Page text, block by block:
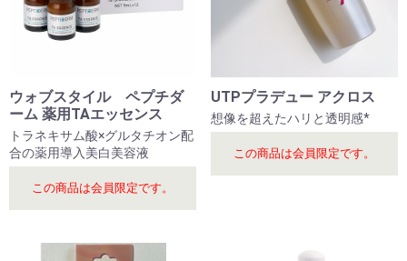
ウォブスタイル ペプチダ
ーム 薬用TAエッセンス
トラネキサム酸×グルタチオン配
合の薬用導入美白美容液
この商品は会員限定です。
UTPプラデュー アクロス
想像を超えたハリと透明感*
この商品は会員限定です。